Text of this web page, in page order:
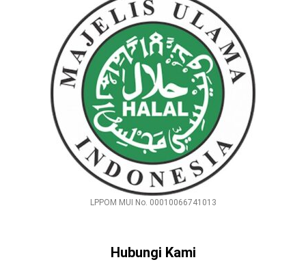
LPPOM MUI No. 00010066741013
Hubungi Kami